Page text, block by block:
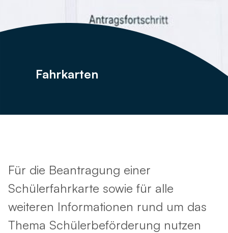
Fahrkarten
Für die Beantragung einer
Schülerfahrkarte sowie für alle
weiteren Informationen rund um das
Thema Schülerbeförderung nutzen